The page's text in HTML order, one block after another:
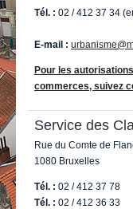
E-guichet /
Actualités
Tél. : 02 / 412 37 34
E-mail :
Pour les
commerces, suivez
Service des
Rue du Comte de
1080
Tél. : 02 / 412 37 78
Tél. : 02 / 412 36 33